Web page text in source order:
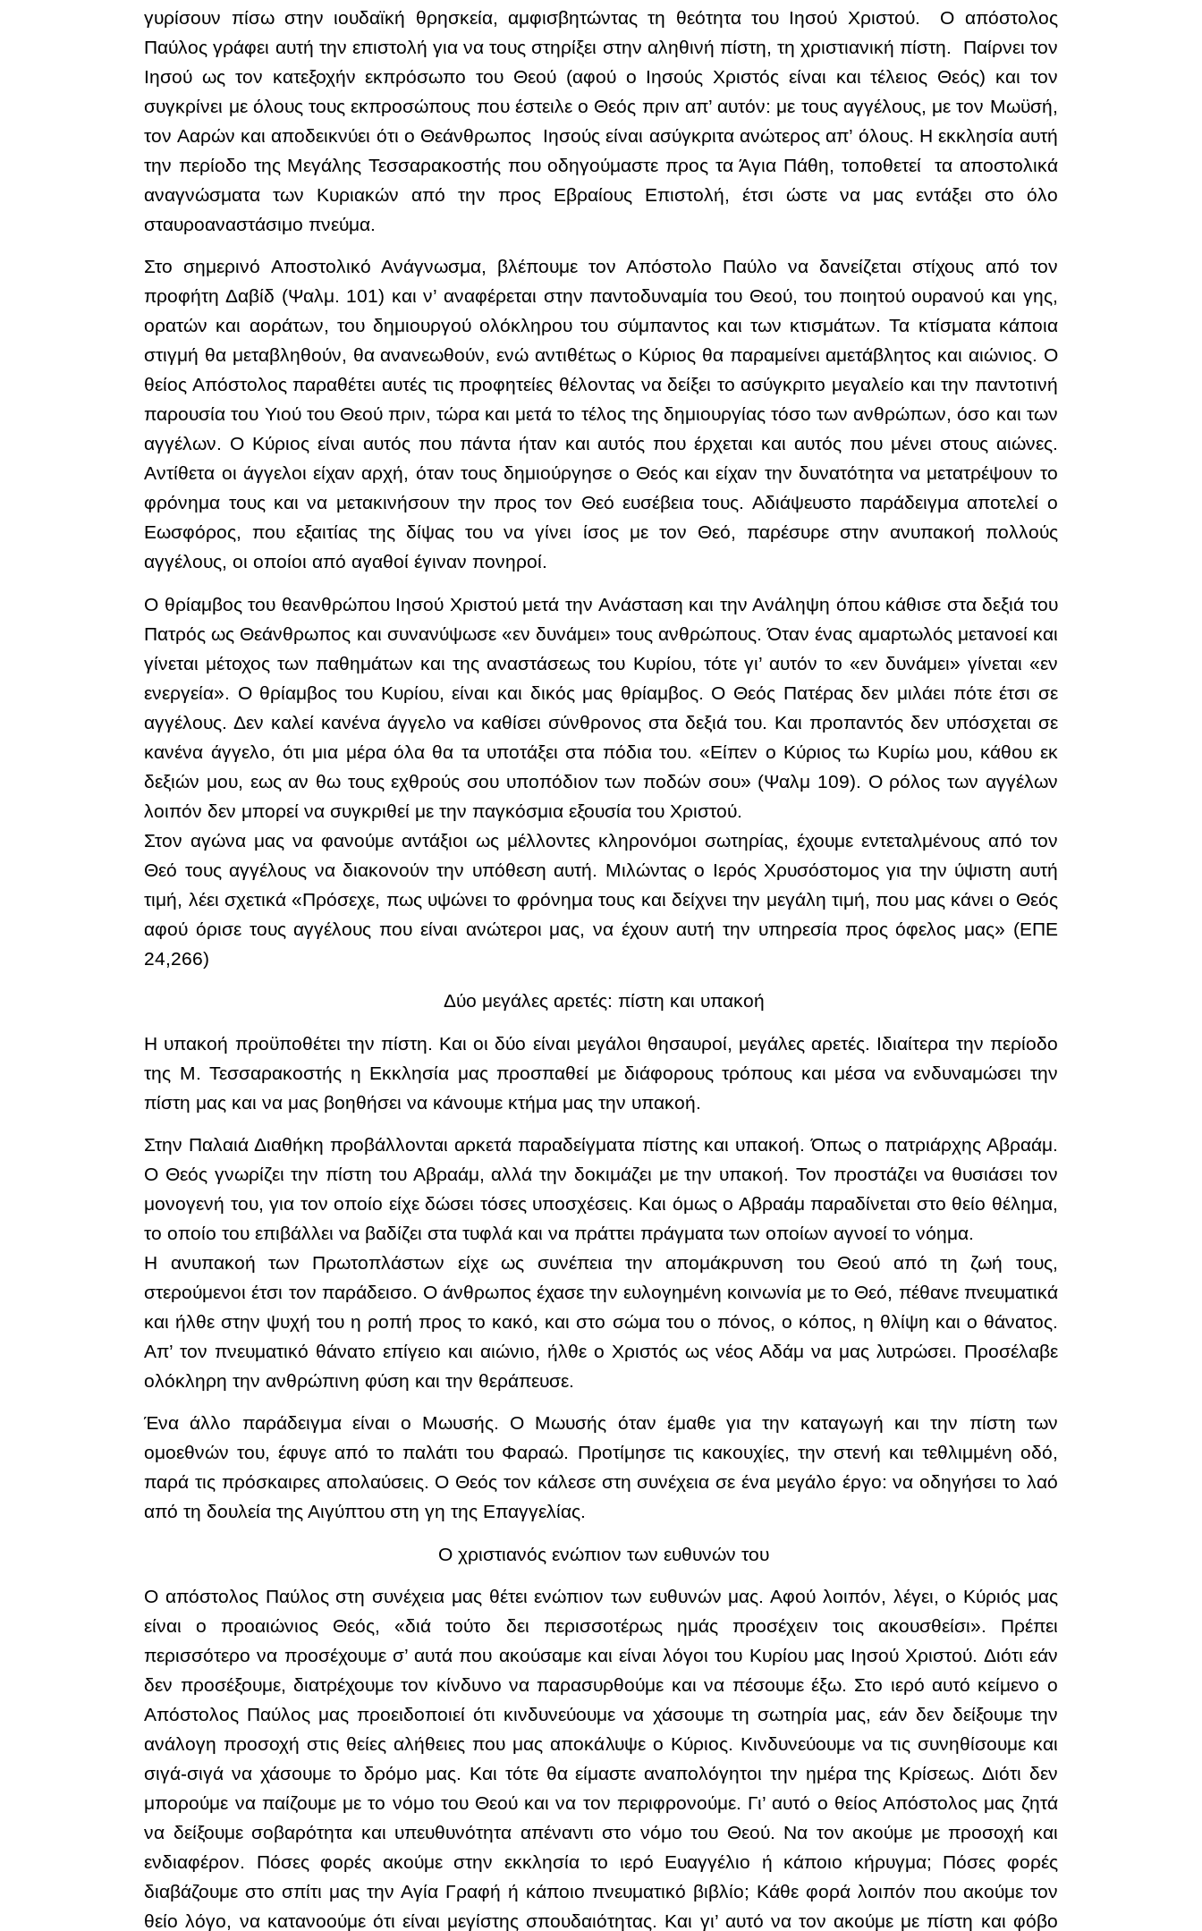
γυρίσουν πίσω στην ιουδαϊκή θρησκεία, αμφισβητώντας τη θεότητα του Ιησού Χριστού. Ο απόστολος
Παύλος γράφει αυτή την επιστολή για να τους στηρίξει στην αληθινή πίστη, τη χριστιανική πίστη. Παίρνει τον
Ιησού ως τον κατεξοχήν εκπρόσωπο του Θεού (αφού ο Ιησούς Χριστός είναι και τέλειος Θεός) και τον
συγκρίνει με όλους τους εκπροσώπους που έστειλε ο Θεός πριν απ’ αυτόν: με τους αγγέλους, με τον Μωϋσή,
τον Ααρών και αποδεικνύει ότι ο Θεάνθρωπος Ιησούς είναι ασύγκριτα ανώτερος απ’ όλους. Η εκκλησία αυτή
την περίοδο της Μεγάλης Τεσσαρακοστής που οδηγούμαστε προς τα Άγια Πάθη, τοποθετεί τα αποστολικά
αναγνώσματα των Κυριακών από την προς Εβραίους Επιστολή, έτσι ώστε να μας εντάξει στο όλο
σταυροαναστάσιμο πνεύμα.
Στο σημερινό Αποστολικό Ανάγνωσμα, βλέπουμε τον Απόστολο Παύλο να δανείζεται στίχους από τον
προφήτη Δαβίδ (Ψαλμ. 101) και ν’ αναφέρεται στην παντοδυναμία του Θεού, του ποιητού ουρανού και γης,
ορατών και αοράτων, του δημιουργού ολόκληρου του σύμπαντος και των κτισμάτων. Τα κτίσματα κάποια
στιγμή θα μεταβληθούν, θα ανανεωθούν, ενώ αντιθέτως ο Κύριος θα παραμείνει αμετάβλητος και αιώνιος. Ο
θείος Απόστολος παραθέτει αυτές τις προφητείες θέλοντας να δείξει το ασύγκριτο μεγαλείο και την παντοτινή
παρουσία του Υιού του Θεού πριν, τώρα και μετά το τέλος της δημιουργίας τόσο των ανθρώπων, όσο και των
αγγέλων. Ο Κύριος είναι αυτός που πάντα ήταν και αυτός που έρχεται και αυτός που μένει στους αιώνες.
Αντίθετα οι άγγελοι είχαν αρχή, όταν τους δημιούργησε ο Θεός και είχαν την δυνατότητα να μετατρέψουν το
φρόνημα τους και να μετακινήσουν την προς τον Θεό ευσέβεια τους. Αδιάψευστο παράδειγμα αποτελεί ο
Εωσφόρος, που εξαιτίας της δίψας του να γίνει ίσος με τον Θεό, παρέσυρε στην ανυπακοή πολλούς
αγγέλους, οι οποίοι από αγαθοί έγιναν πονηροί.
Ο θρίαμβος του θεανθρώπου Ιησού Χριστού μετά την Ανάσταση και την Ανάληψη όπου κάθισε στα δεξιά του
Πατρός ως Θεάνθρωπος και συνανύψωσε «εν δυνάμει» τους ανθρώπους. Όταν ένας αμαρτωλός μετανοεί και
γίνεται μέτοχος των παθημάτων και της αναστάσεως του Κυρίου, τότε γι’ αυτόν το «εν δυνάμει» γίνεται «εν
ενεργεία». Ο θρίαμβος του Κυρίου, είναι και δικός μας θρίαμβος. Ο Θεός Πατέρας δεν μιλάει πότε έτσι σε
αγγέλους. Δεν καλεί κανένα άγγελο να καθίσει σύνθρονος στα δεξιά του. Και προπαντός δεν υπόσχεται σε
κανένα άγγελο, ότι μια μέρα όλα θα τα υποτάξει στα πόδια του. «Είπεν ο Κύριος τω Κυρίω μου, κάθου εκ
δεξιών μου, εως αν θω τους εχθρούς σου υποπόδιον των ποδών σου» (Ψαλμ 109). Ο ρόλος των αγγέλων
λοιπόν δεν μπορεί να συγκριθεί με την παγκόσμια εξουσία του Χριστού.
Στον αγώνα μας να φανούμε αντάξιοι ως μέλλοντες κληρονόμοι σωτηρίας, έχουμε εντεταλμένους από τον
Θεό τους αγγέλους να διακονούν την υπόθεση αυτή. Μιλώντας ο Ιερός Χρυσόστομος για την ύψιστη αυτή
τιμή, λέει σχετικά «Πρόσεχε, πως υψώνει το φρόνημα τους και δείχνει την μεγάλη τιμή, που μας κάνει ο Θεός
αφού όρισε τους αγγέλους που είναι ανώτεροι μας, να έχουν αυτή την υπηρεσία προς όφελος μας» (ΕΠΕ
24,266)
Δύο μεγάλες αρετές: πίστη και υπακοή
Η υπακοή προϋποθέτει την πίστη. Και οι δύο είναι μεγάλοι θησαυροί, μεγάλες αρετές. Ιδιαίτερα την περίοδο
της Μ. Τεσσαρακοστής η Εκκλησία μας προσπαθεί με διάφορους τρόπους και μέσα να ενδυναμώσει την
πίστη μας και να μας βοηθήσει να κάνουμε κτήμα μας την υπακοή.
Στην Παλαιά Διαθήκη προβάλλονται αρκετά παραδείγματα πίστης και υπακοή. Όπως ο πατριάρχης Αβραάμ.
Ο Θεός γνωρίζει την πίστη του Αβραάμ, αλλά την δοκιμάζει με την υπακοή. Τον προστάζει να θυσιάσει τον
μονογενή του, για τον οποίο είχε δώσει τόσες υποσχέσεις. Και όμως ο Αβραάμ παραδίνεται στο θείο θέλημα,
το οποίο του επιβάλλει να βαδίζει στα τυφλά και να πράττει πράγματα των οποίων αγνοεί το νόημα.
Η ανυπακοή των Πρωτοπλάστων είχε ως συνέπεια την απομάκρυνση του Θεού από τη ζωή τους,
στερούμενοι έτσι τον παράδεισο. Ο άνθρωπος έχασε την ευλογημένη κοινωνία με το Θεό, πέθανε πνευματικά
και ήλθε στην ψυχή του η ροπή προς το κακό, και στο σώμα του ο πόνος, ο κόπος, η θλίψη και ο θάνατος.
Απ’ τον πνευματικό θάνατο επίγειο και αιώνιο, ήλθε ο Χριστός ως νέος Αδάμ να μας λυτρώσει. Προσέλαβε
ολόκληρη την ανθρώπινη φύση και την θεράπευσε.
Ένα άλλο παράδειγμα είναι ο Μωυσής. Ο Μωυσής όταν έμαθε για την καταγωγή και την πίστη των
ομοεθνών του, έφυγε από το παλάτι του Φαραώ. Προτίμησε τις κακουχίες, την στενή και τεθλιμμένη οδό,
παρά τις πρόσκαιρες απολαύσεις. Ο Θεός τον κάλεσε στη συνέχεια σε ένα μεγάλο έργο: να οδηγήσει το λαό
από τη δουλεία της Αιγύπτου στη γη της Επαγγελίας.
Ο χριστιανός ενώπιον των ευθυνών του
Ο απόστολος Παύλος στη συνέχεια μας θέτει ενώπιον των ευθυνών μας. Αφού λοιπόν, λέγει, ο Κύριός μας
είναι ο προαιώνιος Θεός, «διά τούτο δει περισσοτέρως ημάς προσέχειν τοις ακουσθείσι». Πρέπει
περισσότερο να προσέχουμε σ’ αυτά που ακούσαμε και είναι λόγοι του Κυρίου μας Ιησού Χριστού. Διότι εάν
δεν προσέξουμε, διατρέχουμε τον κίνδυνο να παρασυρθούμε και να πέσουμε έξω. Στο ιερό αυτό κείμενο ο
Απόστολος Παύλος μας προειδοποιεί ότι κινδυνεύουμε να χάσουμε τη σωτηρία μας, εάν δεν δείξουμε την
ανάλογη προσοχή στις θείες αλήθειες που μας αποκάλυψε ο Κύριος. Κινδυνεύουμε να τις συνηθίσουμε και
σιγά-σιγά να χάσουμε το δρόμο μας. Και τότε θα είμαστε αναπολόγητοι την ημέρα της Κρίσεως. Διότι δεν
μπορούμε να παίζουμε με το νόμο του Θεού και να τον περιφρονούμε. Γι’ αυτό ο θείος Απόστολος μας ζητά
να δείξουμε σοβαρότητα και υπευθυνότητα απέναντι στο νόμο του Θεού. Να τον ακούμε με προσοχή και
ενδιαφέρον. Πόσες φορές ακούμε στην εκκλησία το ιερό Ευαγγέλιο ή κάποιο κήρυγμα; Πόσες φορές
διαβάζουμε στο σπίτι μας την Αγία Γραφή ή κάποιο πνευματικό βιβλίο; Κάθε φορά λοιπόν που ακούμε τον
θείο λόγο, να κατανοούμε ότι είναι μεγίστης σπουδαιότητας. Και γι’ αυτό να τον ακούμε με πίστη και φόβο